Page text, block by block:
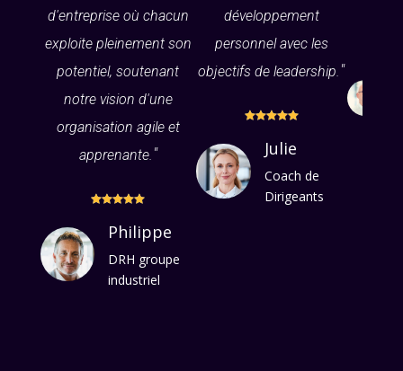
d'entreprise où chacun
exploite pleinement son
potentiel, soutenant
notre vision d'une
organisation agile et
apprenante. "

Philippe
DRH groupe
industriel
développement
personnel avec les
objectifs de leadership. "

Julie
Coach de
Dirigeants